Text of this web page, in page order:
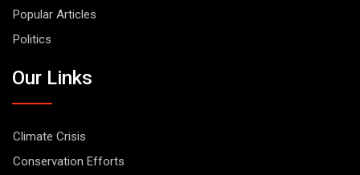
Popular Articles
Politics
Our Links
Climate Crisis
Conservation Efforts